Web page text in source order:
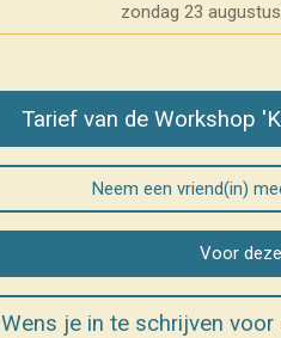
zondag 23
Tarief van de Workshop
Neem een vriend(in)
Voor
Wens je in te schrijven